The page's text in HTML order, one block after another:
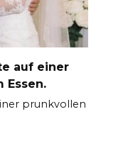
auf einer
Essen.
prunkvollen